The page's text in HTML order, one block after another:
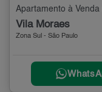
Apartamento à
Vila Moraes
Zona Sul - São Paulo